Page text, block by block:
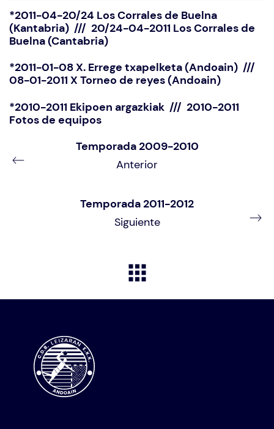
*2011-04-20/24 Los Corrales de Buelna
(Kantabria) /// 20/24-04-2011 Los Corrales de
Buelna (Cantabria)
*2011-01-08 X. Errege txapelketa (Andoain) ///
08-01-2011 X Torneo de reyes (Andoain)
*2010-2011 Ekipoen argazkiak /// 2010-2011
Fotos de equipos
Temporada 2009-2010
Anterior
Temporada 2011-2012
Siguiente